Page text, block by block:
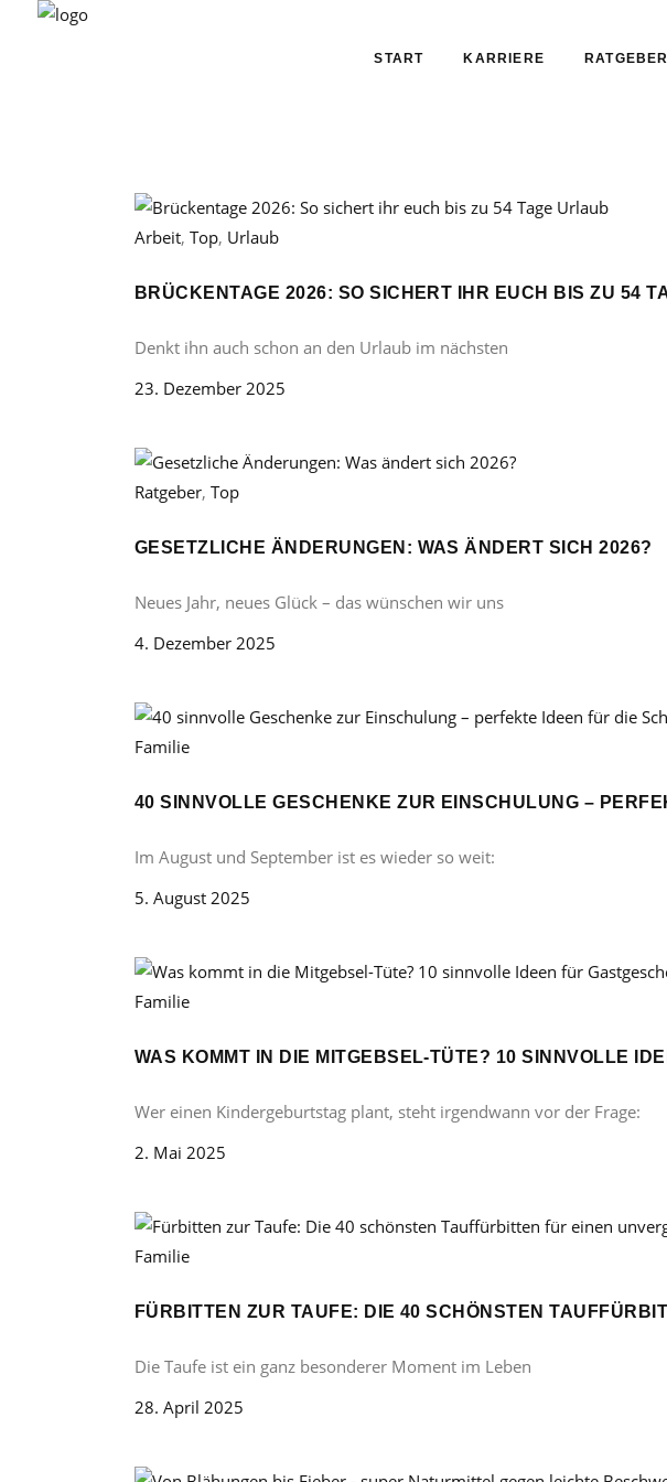
START KARRIERE RATGEBER
Arbeit, Top, Urlaub
BRÜCKENTAGE 2026: SO SICHERT IHR EUCH BIS ZU 54
Denkt ihn auch schon an den Urlaub im nächsten
23. Dezember 2025
Ratgeber, Top
GESETZLICHE ÄNDERUNGEN: WAS ÄNDERT SICH 2026?
Neues Jahr, neues Glück – das wünschen wir uns
4. Dezember 2025
Familie
40 SINNVOLLE GESCHENKE ZUR EINSCHULUNG –
Im August und September ist es wieder so weit:
5. August 2025
Familie
WAS KOMMT IN DIE MITGEBSEL-TÜTE? 10 SINNVOLLE
Wer einen Kindergeburtstag plant, steht irgendwann vor der Frage:
2. Mai 2025
Familie
FÜRBITTEN ZUR TAUFE: DIE 40 SCHÖNSTEN
Die Taufe ist ein ganz besonderer Moment im Leben
28. April 2025